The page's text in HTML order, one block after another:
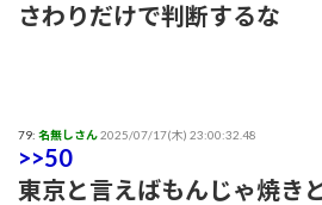
さわりだけで判断するな
79: 名無しさん2025/07/17(木) 23:00:32.48
>>50
東京と言えばもんじゃ焼き